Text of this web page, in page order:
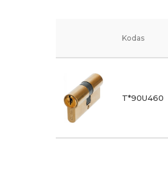
Kodas
T*90U460